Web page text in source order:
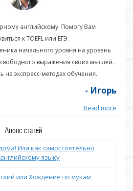
английскому. Помогу Вам
к TOEFL или ЕГЭ.
начального уровня на уровень
выражения своих мыслей.
на экспресс-методах обучения.
- Игорь
Read more
Анонс статей
Или как самостоятельно
языку
или Хождение по мукам